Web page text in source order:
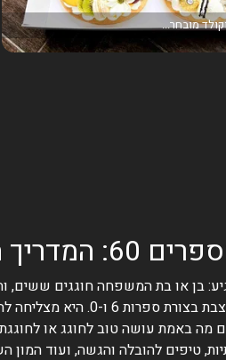
מובחר...
והגשה לחגיגת ששים מרגשת
בן או בת המשפחה חוגגים ששים,
כמו עוגה מעוצבת
מה באמת עושה טוב לחוגג או
טיפים להובלה והגשה, ועוד